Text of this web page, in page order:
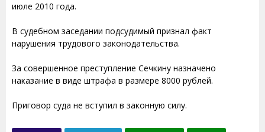
июле 2010 года.
В судебном заседании подсудимый признал факт
нарушения трудового законодательства.
За совершенное преступление Сечкину назначено
наказание в виде штрафа в размере 8000 рублей.
Приговор суда не вступил в законную силу.